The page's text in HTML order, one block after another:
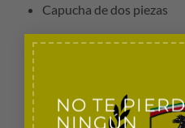
NO TE
NINGÚN
Capucha de dos piezas
Mangas largas ajustadas.
Gráfico impreso en la
Patrocinadores en el